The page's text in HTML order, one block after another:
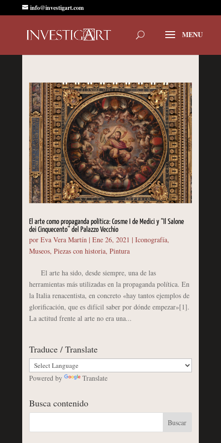
info@investigart.com
El arte como propaganda política: Cosme I de Medici y “Il Salone
dei Cinquecento” del Palazzo Vecchio
por Eva Vera Martín| Ene 26, 2021 | Iconografía,
Museos, Piezas con historia, Pintura
El arte ha sido, desde siempre, una de las
herramientas más utilizadas en la propaganda política. En
la Italia renacentista, en concreto «hay tantos ejemplos de
glorificación, que es difícil saber por dónde empezar»[1].
La actitud frente al arte no era una...
Traduce / Translate
Powered by Translate
Busca contenido